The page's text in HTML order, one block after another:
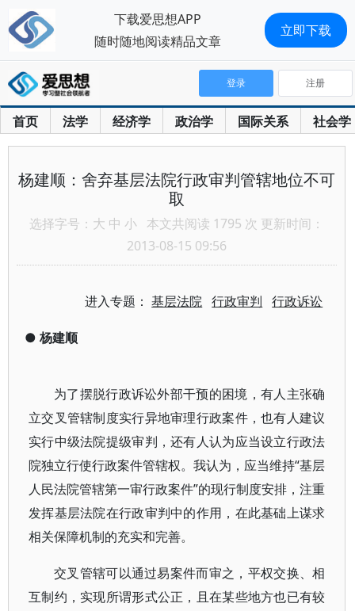
首页 法学 经济学 政治学 国际关系 社会学
登录 注册
杨建顺：舍弃基层法院行政审判管辖地位不可
取
选择字号： 大 中 小 本文共阅读 1795 次 更新时间：
2013-08-15 09:56
进入专题：基层法院 行政审判 行政诉讼
● 杨建顺
为了摆脱行政诉讼外部干预的困境，有人主张确
立交叉管辖制度实行异地审理行政案件，也有人建议
实行中级法院提级审判，还有人认为应当设立行政法
院独立行使行政案件管辖权。我认为，应当维持“基层
人民法院管辖第一审行政案件”的现行制度安排，注重
发挥基层法院在行政审判中的作用，在此基础上谋求
相关保障机制的充实和完善。
交叉管辖可以通过易案件而审之，平权交换、相
互制约，实现所谓形式公正，且在某些地方也已有较
下载爱思想APP
随时随地阅读精品文章
立即下载